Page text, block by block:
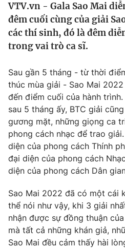
Thế giới
Tin tức
Thế giới đó đây
Câu chuyện quốc tế
Kinh tế
Thị trường
Góc doanh nghiệp
Dữ liệu và đời sống
Truyền hình
Phim VTV
Hậu trường
Nhân vật
Giải sao mai
Giải trí
Điện ảnh
Âm nhạc
Sao
Đời sống
Làm đẹp
Chất lượng cuộc sống
Giáo dục
Tuyển sinh
Học trực tuyến
Công nghệ
Hitech Công nghệ tương lai
VTV.vn - Gala Sao Mai
đêm cuối cùng của giải
các thí sinh, đó là đêm
trong vai trò ca sĩ.
Sau gần 5 tháng - từ thời
thúc mùa giải - Sao Mai
đến điểm cuối của hành
sau 5 tháng ấy, BTC giải
gương mặt, những giọng ca
phong cách nhạc để trao
diện của phong cách Thính
đại diện của phong cách
diện của phong cách Dân
Sao Mai 2022 đã có một cái
thể nói như vậy, khi 3 giải
nhận được sự đồng thuận
mà tất cả những khán giả,
Sao Mai đều cảm thấy hài